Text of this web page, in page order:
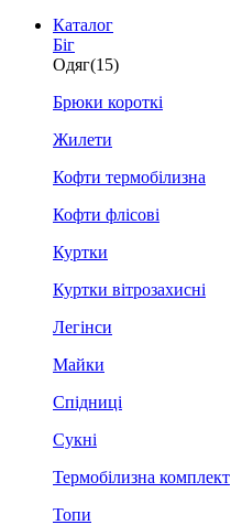
Каталог
Біг
Одяг(15)
Брюки короткі
Жилети
Кофти термобілизна
Кофти флісові
Куртки
Куртки вітрозахисні
Легінси
Майки
Спідниці
Сукні
Термобілизна комплект
Топи